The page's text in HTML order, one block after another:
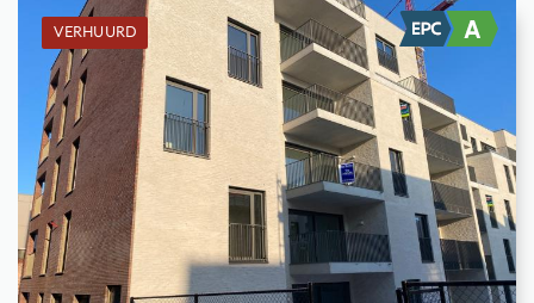
VERHUURD
Verhuurd: Appartement
8 m²
88 m²